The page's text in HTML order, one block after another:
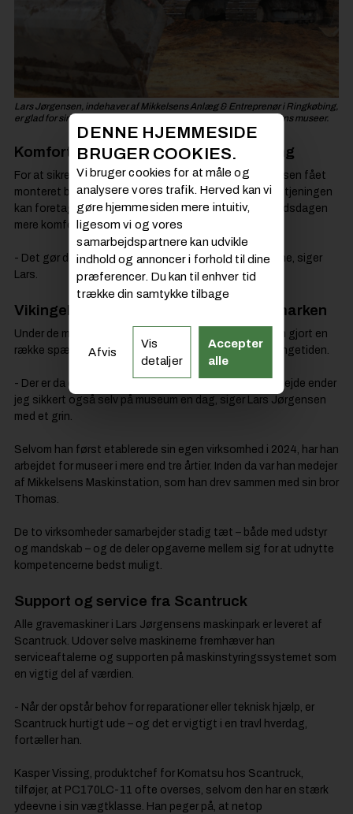
Lars Jørgensen, indehaver af Mikkelsens Anlæg & Entreprenør i Ringkøbing,
er glad for sin Komatsu, når han laver forundersøgelser for egnens museer.
Komfort og effektivitet med båndstyring
For at sikre maksimal brugervenlighed har Lars Jørgensen fået
monteret båndstyring på maskinen. Det betyder, at betjeningen
kan foretages direkte fra armlænene, hvilket gør arbejdsdagen
mere komfortabel og effektiv.
- Det gør det hele meget nemmere, at det er i hænderne, siger
Lars.
Vikingebrønde og museumsarbejde i marken
Under de mange forundersøgelser har Lars Jørgensen gjort en
række spændende fund – blandt andet brønde fra vikingetiden.
- Der er da dukket sjove ting op undervejs. Med mit arbejde ender
jeg sikkert også selv på museum en dag, siger Lars Jørgensen
med et grin.
Selvom han først etablerede sin egen virksomhed i 2024, har han
arbejdet for museer i mere end tre årtier. Inden da var han medejer
af Mikkelsens Maskinstation, som han drev sammen med sin bror
Thomas.
De to virksomheder samarbejder stadig tæt – både med udstyr
og mandskab – og de deler opgaverne mellem sig for at udnytte
kompetencerne bedst muligt.
Support og service fra Scantruck
Alle gravemaskiner i Lars Jørgensens maskinpark er leveret af
Scantruck. Udover selve maskinerne fremhæver han
serviceaftalerne og supporten på maskinstyringssystemet som
en vigtig del af værdien.
- Når der opstår behov for reparationer eller teknisk hjælp, er
Scantruck hurtigt ude – og det er vigtigt i en travl hverdag,
fortæller han.
Kasper Vissing, produktchef for Komatsu hos Scantruck,
tilføjer, at PC170LC-11 ofte overses, selvom den har en stærk
ydeevne i sin vægtklasse. Han peger på, at netop
DENNE HJEMMESIDE
BRUGER COOKIES.
Vi bruger cookies for at måle og
analysere vores trafik. Herved kan vi
gøre hjemmesiden mere intuitiv,
ligesom vi og vores
samarbejdspartnere kan udvikle
indhold og annoncer i forhold til dine
præferencer. Du kan til enhver tid
trække din samtykke tilbage
Afvis
Vis
detaljer
Accepter
alle